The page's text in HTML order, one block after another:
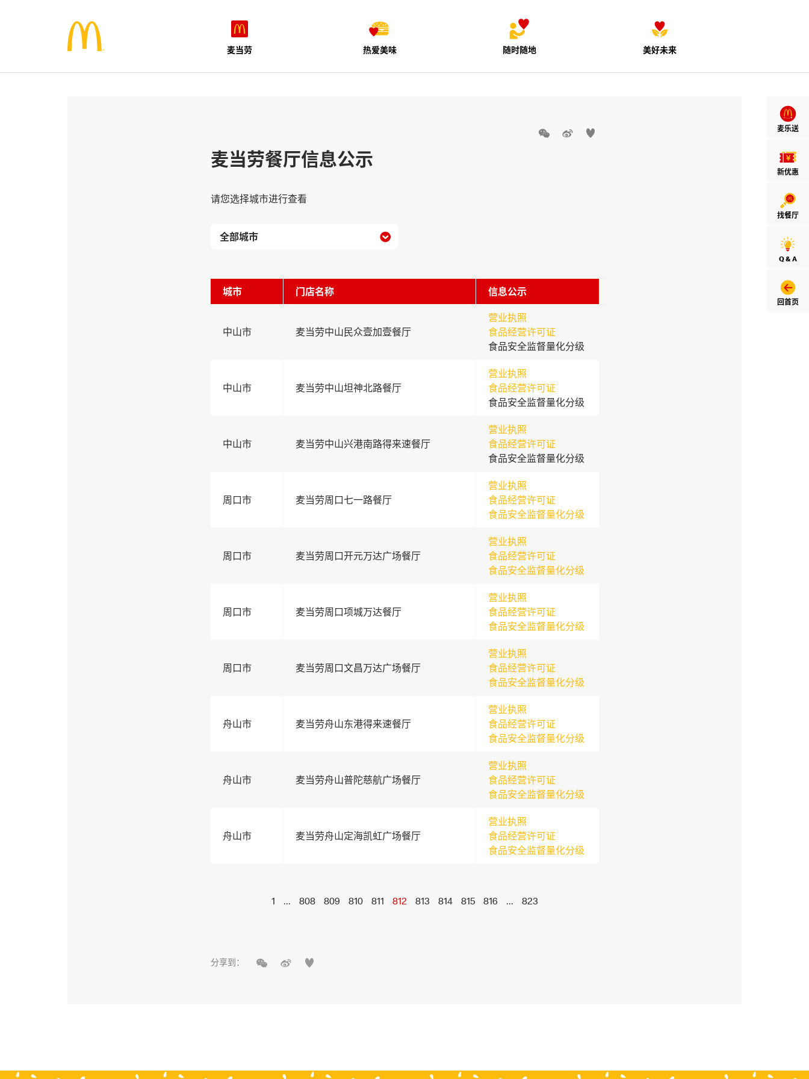
麦当劳 热爱美味 随时随地 美好未来
麦乐送
新优惠
找餐厅
Q & A
回首页
  
麦当劳餐厅信息公示
请您选择城市进行查看

城市 门店名称 信息公示
中山市 麦当劳中山民众壹加壹餐厅
营业执照
食品经营许可证
食品安全监督量化分级
中山市 麦当劳中山坦神北路餐厅
营业执照
食品经营许可证
食品安全监督量化分级
中山市 麦当劳中山兴港南路得来速餐厅
营业执照
食品经营许可证
食品安全监督量化分级
周口市 麦当劳周口七一路餐厅
营业执照
食品经营许可证
食品安全监督量化分级
周口市 麦当劳周口开元万达广场餐厅
营业执照
食品经营许可证
食品安全监督量化分级
周口市 麦当劳周口项城万达餐厅
营业执照
食品经营许可证
食品安全监督量化分级
周口市 麦当劳周口文昌万达广场餐厅
营业执照
食品经营许可证
食品安全监督量化分级
舟山市 麦当劳舟山东港得来速餐厅
营业执照
食品经营许可证
食品安全监督量化分级
舟山市 麦当劳舟山普陀慈航广场餐厅
营业执照
食品经营许可证
食品安全监督量化分级
舟山市 麦当劳舟山定海凯虹广场餐厅
营业执照
食品经营许可证
食品安全监督量化分级
1 ... 808 809 810 811 812 813 814 815 816 ... 823
分享到：   